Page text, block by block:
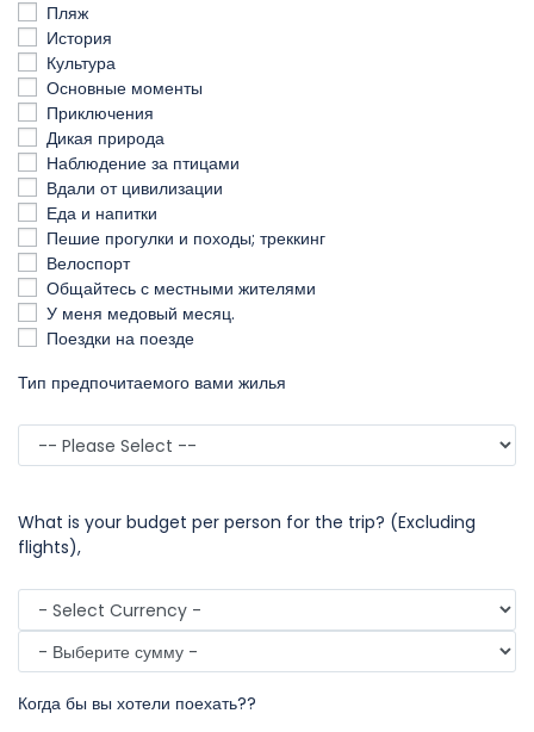
Пляж
История
Культура
Основные моменты
Приключения
Дикая природа
Наблюдение за птицами
Вдали от цивилизации
Еда и напитки
Пешие прогулки и походы; треккинг
Велоспорт
Общайтесь с местными жителями
У меня медовый месяц.
Поездки на поезде
Тип предпочитаемого вами жилья
What is your budget per person for the trip? (Excluding
flights),
Когда бы вы хотели поехать??